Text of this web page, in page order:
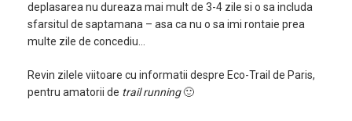
deplasarea nu dureaza mai mult de 3-4 zile si o sa includa
sfarsitul de saptamana – asa ca nu o sa imi rontaie prea
multe zile de concediu…
Revin zilele viitoare cu informatii despre Eco-Trail de Paris,
pentru amatorii de trail running🙂